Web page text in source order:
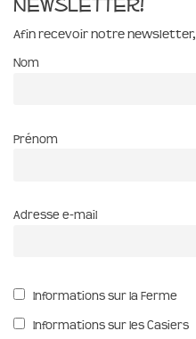
Afin recevoir notre
Nom
Prénom
Adresse e-mail
Informations sur la Ferme
Informations sur les Casiers